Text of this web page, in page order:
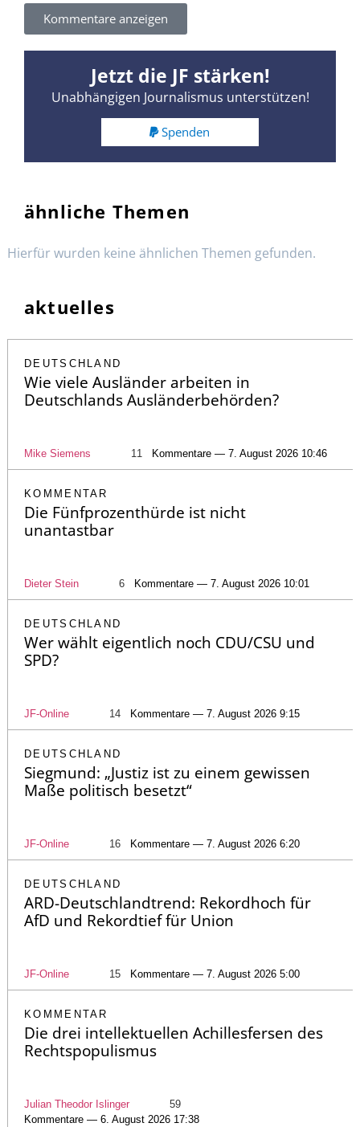
Kommentare anzeigen
Jetzt die JF stärken!
Unabhängigen Journalismus unterstützen!
Spenden
ähnliche Themen
Hierfür wurden keine ähnlichen Themen gefunden.
aktuelles
DEUTSCHLAND
Wie viele Ausländer arbeiten in
Deutschlands Ausländerbehörden?
Mike Siemens 11 Kommentare — 7. August 2026 10:46
KOMMENTAR
Die Fünfprozenthürde ist nicht
unantastbar
Dieter Stein 6 Kommentare — 7. August 2026 10:01
DEUTSCHLAND
Wer wählt eigentlich noch CDU/CSU und
SPD?
JF-Online 14 Kommentare — 7. August 2026 9:15
DEUTSCHLAND
Siegmund: „Justiz ist zu einem gewissen
Maße politisch besetzt“
JF-Online 16 Kommentare — 7. August 2026 6:20
DEUTSCHLAND
ARD-Deutschlandtrend: Rekordhoch für
AfD und Rekordtief für Union
JF-Online 15 Kommentare — 7. August 2026 5:00
KOMMENTAR
Die drei intellektuellen Achillesfersen des
Rechtspopulismus
Julian Theodor Islinger
59
Kommentare — 6. August 2026 17:38